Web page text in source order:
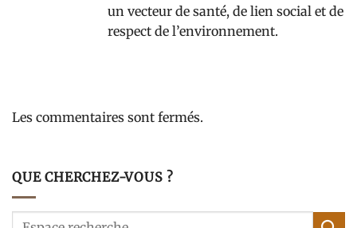
un vecteur de santé, de lien social et de
respect de l’environnement.
Les commentaires sont fermés.
QUE CHERCHEZ-VOUS ?